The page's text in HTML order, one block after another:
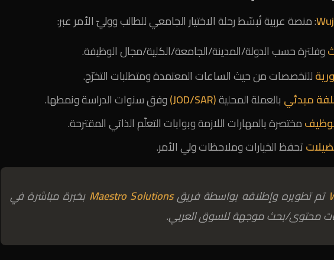
: منصة عربية تُبسّط رحلة الاختيار الجامعي للطالب ووليّ الأمر عبر:
وفلترة حسب الدولة/المدينة/الجامعة/الكلية/مجال الوظيفة.
للتخصصات من حيث الساعات المعتمدة ومتطلبات التخرّج.
مبدئي بالعملة المحلية(JOD/SAR)
وفق سنوات الدراسة ونمطها.
مختصرة بالمهارات اللازمة وبوابات التعلّم الذاتي المقترحة.
تحفظ الخيارات وملاحظات ولي الأمر.
تم تطويره وإطلاقه بواسطة فريقMaestro Solutions بخبرة مباشرة في
محتوى/بحث موجهة للسوق العربي.